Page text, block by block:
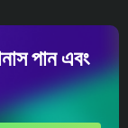
পান এবং